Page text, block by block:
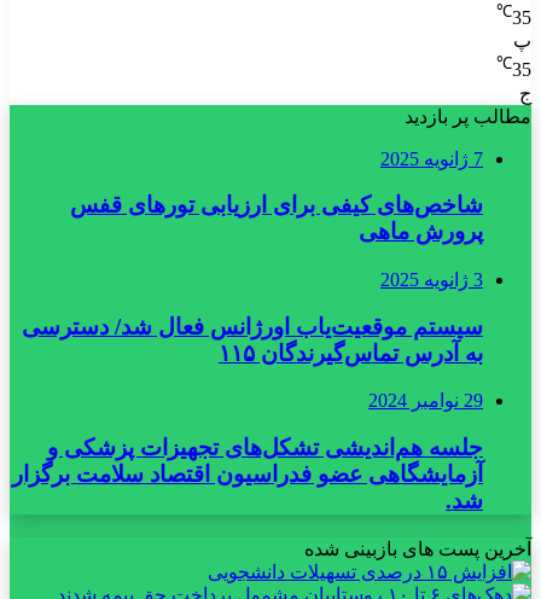
35
℃
پ
35
℃
ج
مطالب پر بازدید
7 ژانویه 2025
شاخص‌های کیفی برای ارزیابی تورهای قفس
پرورش ماهی
3 ژانویه 2025
سیستم موقعیت‌یاب اورژانس فعال شد/ دسترسی
به آدرس تماس‌گیرندگان ۱۱۵
29 نوامبر 2024
جلسه هم‌اندیشی تشکل‌های تجهیزات پزشکی و
آزمایشگاهی عضو فدراسیون اقتصاد سلامت برگزار
شد.
آخرین پست های بازبینی شده